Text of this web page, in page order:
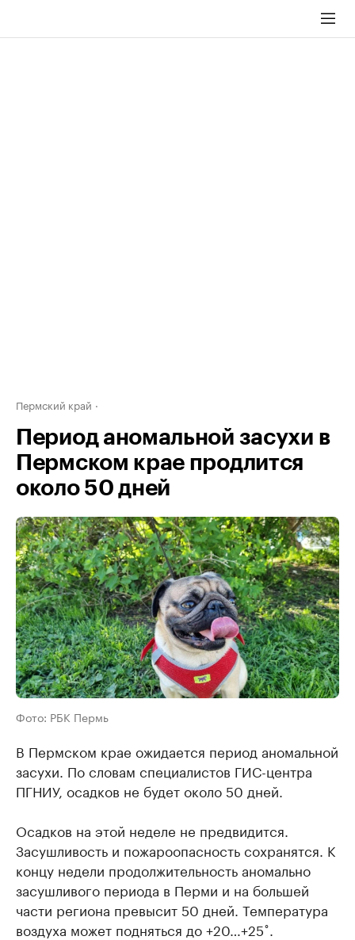
Пермский край
Период аномальной засухи в
Пермском крае продлится
около 50 дней
Фото: РБК Пермь
В Пермском крае ожидается период аномальной
засухи. По словам специалистов ГИС-центра
ПГНИУ, осадков не будет около 50 дней.
Осадков на этой неделе не предвидится.
Засушливость и пожароопасность сохранятся. К
концу недели продолжительность аномально
засушливого периода в Перми и на большей
части региона превысит 50 дней. Температура
воздуха может подняться до +20…+25˚.